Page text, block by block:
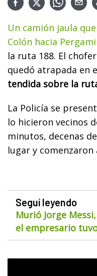
Un camión jaula
Colón hacia
la ruta 188. El
quedó atrapada en
tendida sobre la
La Policía se
lo hicieron vecinos
minutos, decenas
lugar y comenzaron
Seguí leyendo
Murió Jorge
el empresario